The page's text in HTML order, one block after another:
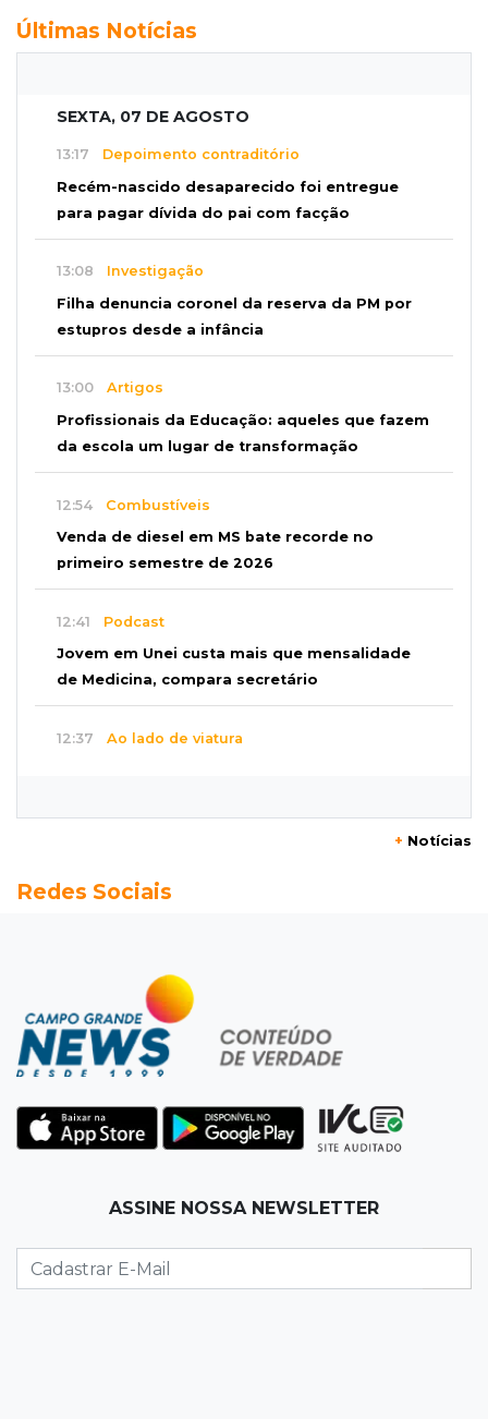
Últimas Notícias
SEXTA, 07 DE AGOSTO
13:17 Depoimento contraditório
Recém-nascido desaparecido foi entregue
para pagar dívida do pai com facção
13:08 Investigação
Filha denuncia coronel da reserva da PM por
estupros desde a infância
13:00 Artigos
Profissionais da Educação: aqueles que fazem
da escola um lugar de transformação
12:54 Combustíveis
Venda de diesel em MS bate recorde no
primeiro semestre de 2026
12:41 Podcast
Jovem em Unei custa mais que mensalidade
de Medicina, compara secretário
12:37 Ao lado de viatura
Adriane relata violência política e reforça
Amigos se despedem de Scalise e recordam
criatividade sem limites
Trajetória de membros do PCC revela
presença em metade dos presídios de MS
Trânsito
homicídio
+ Notícias
Redes Sociais
ASSINE NOSSA NEWSLETTER